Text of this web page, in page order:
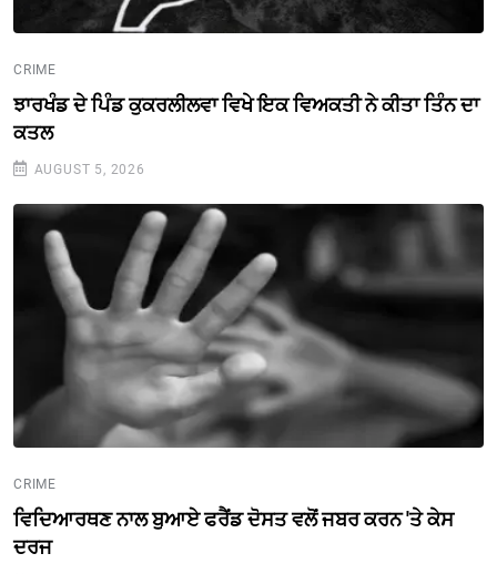
CRIME
ਝਾਰਖੰਡ ਦੇ ਪਿੰਡ ਕੁਕਰਲੀਲਵਾ ਵਿਖੇ ਇਕ ਵਿਅਕਤੀ ਨੇ ਕੀਤਾ ਤਿੰਨ ਦਾ
ਕਤਲ
AUGUST 5, 2026
CRIME
ਵਿਦਿਆਰਥਣ ਨਾਲ ਬੁਆਏ ਫਰੈਂਡ ਦੋਸਤ ਵਲੋਂ ਜਬਰ ਕਰਨ 'ਤੇ ਕੇਸ
ਦਰਜ